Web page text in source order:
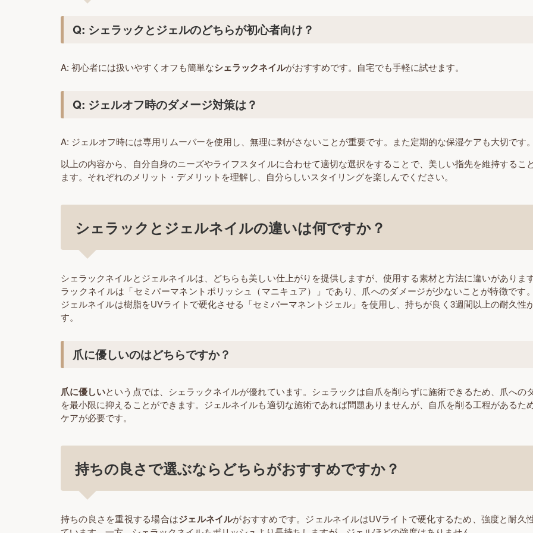
Q: シェラックとジェルのどちらが初心者向け？
A: 初心者には扱いやすくオフも簡単なシェラックネイルがおすすめです。自宅でも手軽に試せます。
Q: ジェルオフ時のダメージ対策は？
A: ジェルオフ時には専用リムーバーを使用し、無理に剥がさないことが重要です。また定期的な保湿ケアも大切です。
以上の内容から、自分自身のニーズやライフスタイルに合わせて適切な選択をすることで、美しい指先を維持するこ
ます。それぞれのメリット・デメリットを理解し、自分らしいスタイリングを楽しんでください。
シェラックとジェルネイルの違いは何ですか？
シェラックネイルとジェルネイルは、どちらも美しい仕上がりを提供しますが、使用する素材と方法に違いがありま
ラックネイルは「セミパーマネントポリッシュ（マニキュア）」であり、爪へのダメージが少ないことが特徴です。
ジェルネイルは樹脂をUVライトで硬化させる「セミパーマネントジェル」を使用し、持ちが良く3週間以上の耐久性
す。
爪に優しいのはどちらですか？
爪に優しいという点では、シェラックネイルが優れています。シェラックは自爪を削らずに施術できるため、爪への
を最小限に抑えることができます。ジェルネイルも適切な施術であれば問題ありませんが、自爪を削る工程があるた
ケアが必要です。
持ちの良さで選ぶならどちらがおすすめですか？
持ちの良さを重視する場合はジェルネイルがおすすめです。ジェルネイルはUVライトで硬化するため、強度と耐久